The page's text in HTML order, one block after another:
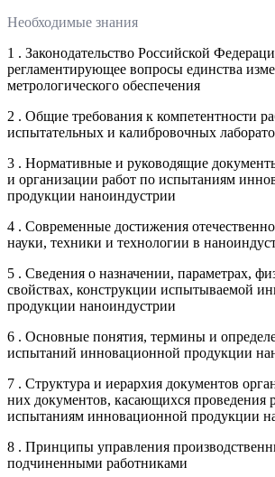
Необходимые знания
1 . Законодательство Российской
регламентирующее вопросы единства
метрологического обеспечения
2 . Общие требования к компетентности
испытательных и калибровочных
3 . Нормативные и руководящие
и организации работ по испытаниям
продукции наноиндустрии
4 . Современные достижения
науки, техники и технологии в
5 . Сведения о назначении, параметрах,
свойствах, конструкции испытываемой
продукции наноиндустрии
6 . Основные понятия, термины и
испытаний инновационной продукции
7 . Структура и иерархия документов
них документов, касающихся проведения
испытаниям инновационной продукции
8 . Принципы управления
подчиненными работниками